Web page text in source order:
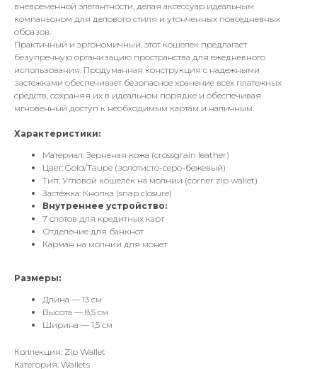
вневременной элегантности, делая аксессуар идеальным
компаньоном для делового стиля и утонченных повседневных
образов.
Практичный и эргономичный, этот кошелек предлагает
безупречную организацию пространства для ежедневного
использования. Продуманная конструкция с надежными
застежками обеспечивает безопасное хранение всех платежных
средств, сохраняя их в идеальном порядке и обеспечивая
мгновенный доступ к необходимым картам и наличным.
Характеристики:
Материал: Зерненая кожа (crossgrain leather)
Цвет: Gold/Taupe (золотисто-серо-бежевый)
Тип: Угловой кошелек на молнии (corner zip wallet)
Застёжка: Кнопка (snap closure)
Внутреннее устройство:
7 слотов для кредитных карт
Отделение для банкнот
Карман на молнии для монет
Размеры:
Длина — 13 см
Высота — 8,5 см
Ширина — 1,5 см
Коллекция: Zip Wallet
Категория: Wallets